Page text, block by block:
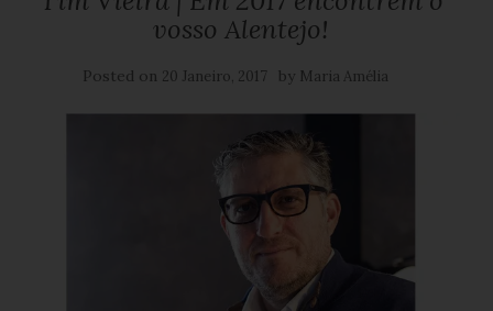
vosso Alentejo!
Posted on 20 Janeiro, 2017 by Maria Amélia